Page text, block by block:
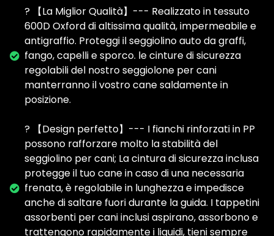
? 【La Miglior Qualità】--- Realizzato in tessuto
600D Oxford di altissima qualità, impermeabile e
antigraffio. Proteggi il seggiolino auto da graffi,
fango, capelli e sporco. le cinture di sicurezza
regolabili del nostro seggiolone per cani
manterranno il vostro cane saldamente in
posizione.
? 【Design perfetto】--- I fianchi rinforzati in PP
possono rafforzare molto la stabilità del
seggiolino per cani; La cintura di sicurezza inclusa
protegge il tuo cane in caso di una necessaria
frenata, è regolabile in lunghezza e impedisce
anche di saltare fuori durante la guida. I tappetini
assorbenti per cani inclusi aspirano, assorbono e
trattengono rapidamente i liquidi, tieni sempre